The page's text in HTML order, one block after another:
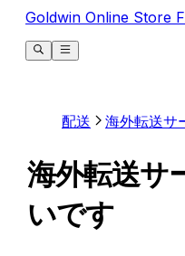
Goldwin Online Store
配送 海外転送サ
海外転送サ
いです